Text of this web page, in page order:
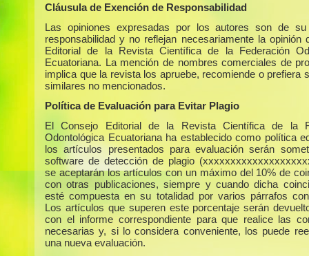
Cláusula de Exención de Responsabilidad
Las opiniones expresadas por los autores son de su
responsabilidad y no reflejan necesariamente la opinión
Editorial de la Revista Científica de la Federación
Ecuatoriana. La mención de nombres comerciales de
implica que la revista los apruebe, recomiende o prefiera
similares no mencionados.
Política de Evaluación para Evitar Plagio
El Consejo Editorial de la Revista Científica de la
Odontológica Ecuatoriana ha establecido como política
los artículos presentados para evaluación serán
software de detección de plagio
se aceptarán los artículos con un máximo del 10% de
con otras publicaciones, siempre y cuando dicha
esté compuesta en su totalidad por varios párrafos
Los artículos que superen este porcentaje serán
con el informe correspondiente para que realice las
necesarias y, si lo considera conveniente, los puede
una nueva evaluación.